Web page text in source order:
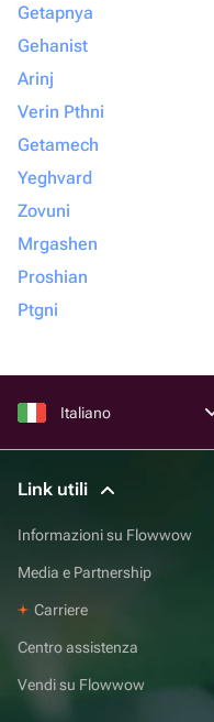
Getapnya
Gehanist
Arinj
Verin Pthni
Getamech
Yeghvard
Zovuni
Mrgashen
Proshian
Ptgni
Italiano
Link utili
Informazioni su Flowwow
Media e Partnership
Carriere
Centro assistenza
Vendi su Flowwow